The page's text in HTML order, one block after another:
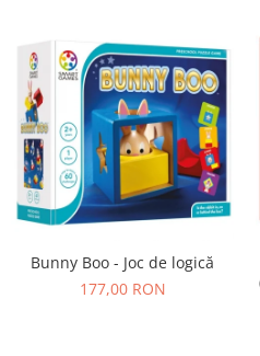
Bunny Boo - Joc de logică
177,00 RON